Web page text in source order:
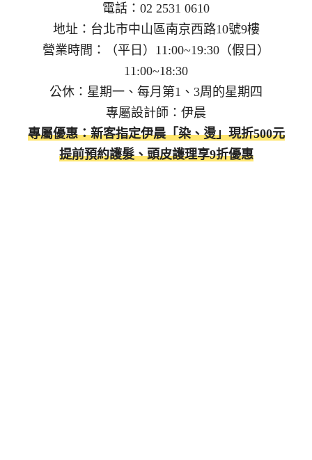
電話：02 2531 0610
地址：台北市中山區南京西路10號9樓
營業時間：（平日）11:00~19:30（假日）
11:00~18:30
公休：星期一、每月第1、3周的星期四
專屬設計師：伊晨
專屬優惠：新客指定伊晨「染、燙」現折500元
提前預約護髮、頭皮護理享9折優惠